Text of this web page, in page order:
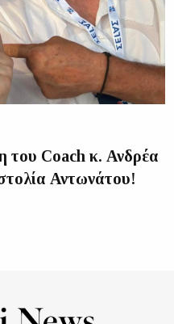
του Coach κ. Ανδρέα
Αντωνάτου!